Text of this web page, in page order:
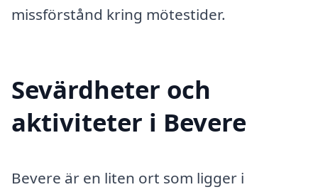
missförstånd kring mötestider.
Sevärdheter och
aktiviteter i Bevere
Bevere är en liten ort som ligger i